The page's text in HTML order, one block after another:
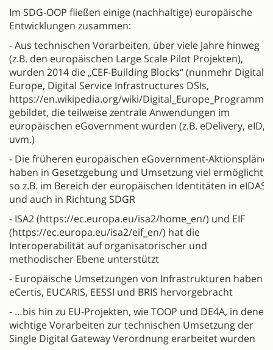
Im SDG-OOP fließen einige (nachhaltige) europäische
Entwicklungen zusammen:
- Aus technischen Vorarbeiten, über viele Jahre hinweg
(z.B. den europäischen Large Scale Pilot Projekten),
wurden 2014 die „CEF-Building Blocks“ (nunmehr Digital
Europe, Digital Service Infrastructures DSIs,
https://en.wikipedia.org/wiki/Digital_Europe_Programme)
gebildet, die teilweise zentrale Anwendungen im
europäischen eGovernment wurden (z.B. eDelivery, eID,
uvm.)
- Die früheren europäischen eGovernment-Aktionspläne
haben in Gesetzgebung und Umsetzung viel ermöglicht,
so z.B. im Bereich der europäischen Identitäten in eIDAS,
und auch in Richtung SDGR
- ISA2 (https://ec.europa.eu/isa2/home_en/) und EIF
(https://ec.europa.eu/isa2/eif_en/) hat die
Interoperabilität auf organisatorischer und
methodischer Ebene unterstützt
- Europäische Umsetzungen von Infrastrukturen haben
eCertis, EUCARIS, EESSI und BRIS hervorgebracht
- …bis hin zu EU-Projekten, wie TOOP und DE4A, in denen
wichtige Vorarbeiten zur technischen Umsetzung der
Single Digital Gateway Verordnung erarbeitet wurden